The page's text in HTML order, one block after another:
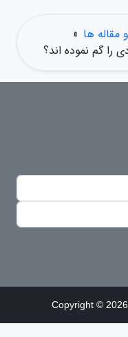
مقاله ها »
را گم نموده اند؟
Copyright ©